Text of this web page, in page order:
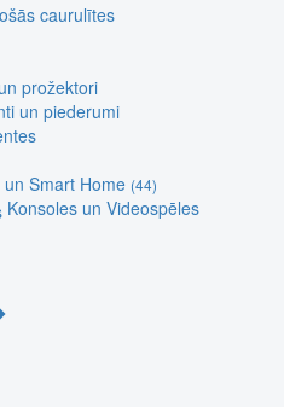
caurulītes
prožektori
un piederumi
Smart Home (44)
Konsoles un Videospēles